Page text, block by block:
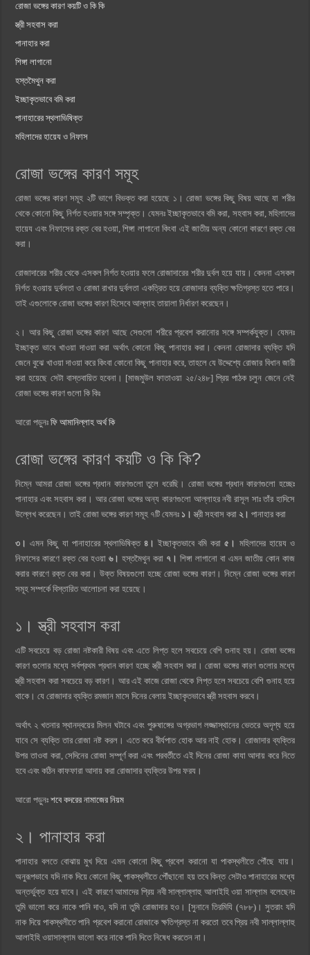
রোজা ভঙ্গের কারণ কয়টি ও কি কি
স্ত্রী সহবাস করা
পানাহার করা
শিঙ্গা লাগানো
হস্তমৈথুন করা
ইচ্ছাকৃতভাবে বমি করা
পানাহারের স্থলাভিষিক্ত
মহিলাদের হায়েয ও নিফাস
রোজা ভঙ্গের কারণ সমূহ
রোজা ভঙ্গের কারণ সমূহ ২টি ভাগে বিভক্ত করা হয়েছে ১। রোজা ভঙ্গের কিছু বিষয় আছে যা শরীর
থেকে কোনো কিছু নির্গত হওয়ার সঙ্গে সম্পৃক্ত। যেমনঃ ইচ্ছাকৃতভাবে বমি করা, সহবাস করা, মহিলাদের
হায়েয এবং নিফাসের রক্ত বের হওয়া, শিঙ্গা লাগানো কিংবা এই জাতীয় অন্য কোনো কারণে রক্ত বের
করা।
রোজাদারের শরীর থেকে এসকল নির্গত হওয়ার ফলে রোজাদারের শরীর দুর্বল হয়ে যায়। কেননা এসকল
নির্গত হওয়ায় দুর্বলতা ও রোজা রাখার দুর্বলতা একত্রিত হয়ে রোজাদার ব্যক্তি ক্ষতিগ্রস্ত হতে পারে।
তাই এগুলোকে রোজা ভঙ্গের কারণ হিসেবে আল্লাহ তায়ালা নির্ধারণ করেছেন।
২। আর কিছু রোজা ভঙ্গের কারণ আছে সেগুলো শরীরে প্রবেশ করানোর সঙ্গে সম্পর্কযুক্ত। যেমনঃ
ইচ্ছাকৃত ভাবে খাওয়া দাওয়া করা অর্থাৎ কোনো কিছু পানাহার করা। কেননা রোজাদার ব্যক্তি যদি
জেনে বুঝে খাওয়া দাওয়া করে কিংবা কোনো কিছু পানাহার করে, তাহলে যে উদ্দেশ্যে রোজার বিধান জারী
করা হয়েছে সেটা বাস্তবায়িত হবেনা। [মাজমুউল ফাতাওয়া ২৫/২৪৮] প্রিয় পাঠক চলুন জেনে নেই
রোজা ভঙ্গের কারণ গুলো কি কিঃ
আরো পড়ুনঃফি আমানিল্লাহ অর্থ কি
রোজা ভঙ্গের কারণ কয়টি ও কি কি?
নিম্নে আমরা রোজা ভঙ্গের প্রধান কারণগুলো তুলে ধরেছি। রোজা ভঙ্গের প্রধান কারণগুলো হচ্ছেঃ
পানাহার এবং সহবাস করা। আর রোজা ভঙ্গের অন্য কারণগুলো আল্লাহর নবী রাসূল সাঃ তাঁর হাদিসে
উল্লেখ করেছেন। তাই রোজা ভঙ্গের কারণ সমূহ ৭টি যেমনঃ ১। স্ত্রী সহবাস করা২। পানাহার করা
৩। এমন কিছু যা পানাহারের স্থলাভিষিক্ত ৪। ইচ্ছাকৃতভাবে বমি করা ৫। মহিলাদের হায়েয ও
নিফাসের কারণে রক্ত বের হওয়া৬। হস্তমৈথুন করা ৭। শিঙ্গা লাগানো বা এমন জাতীয় কোন কাজ
করার কারণে রক্ত বের করা। উক্ত বিষয়গুলো হচ্ছে রোজা ভঙ্গের কারণ। নিম্নে রোজা ভঙ্গের কারণ
সমূহ সম্পর্কে বিস্তারিত আলোচনা করা হয়েছে।
১। স্ত্রী সহবাস করা
এটি সবচেয়ে বড় রোজা নষ্টকারী বিষয় এবং এতে লিপ্ত হলে সবচেয়ে বেশি গুনাহ হয়। রোজা ভঙ্গের
কারণ গুলোর মধ্যে সর্বপ্রথম প্রধান কারণ হচ্ছে স্ত্রী সহবাস করা। রোজা ভঙ্গের কারণ গুলোর মধ্যে
স্ত্রী সহবাস করা সবচেয়ে বড় কারণ। আর এই কাজে রোজা থেকে লিপ্ত হলে সবচেয়ে বেশি গুনাহ হয়ে
থাকে। যে রোজাদার ব্যক্তি রমজান মাসে দিনের বেলায় ইচ্ছাকৃতভাবে স্ত্রী সহবাস করবে।
অর্থাৎ ২ খতনার স্থানদ্বয়ের মিলন ঘটাবে এবং পুরুষাঙ্গের অগ্রভাগ লজ্জাস্থানের ভেতরে অদৃশ্য হয়ে
যাবে সে ব্যক্তি তার রোজা নষ্ট করল। এতে করে বীর্যপাত হোক আর নাই হোক। রোজাদার ব্যক্তির
উপর তাওবা করা, সেদিনের রোজা সম্পূর্ণ করা এবং পরবর্তীতে এই দিনের রোজা কাযা আদায় করে নিতে
হবে এবং কঠিন কাফফারা আদায় করা রোজাদার ব্যক্তির উপর ফরয।
আরো পড়ুনঃশবে কদরের নামাজের নিয়ম
২। পানাহার করা
পানাহার বলতে বোঝায় মুখ দিয়ে এমন কোনো কিছু প্রবেশ করানো যা পাকস্থলীতে পৌঁছে যায়।
অনুরূপভাবে যদি নাক দিয়ে কোনো কিছু পাকস্থলীতে পৌঁছানো হয় তবে কিন্ত সেটাও পানাহারের মধ্যে
অন্তর্ভুক্ত হয়ে যাবে। এই কারণে আমাদের প্রিয় নবী সাল্লাল্লাহু আলাইহি ওয়া সাল্লাম বলেছেনঃ
তুমি ভালো করে নাকে পানি দাও, যদি না তুমি রোজাদার হও। [সুনানে তিরমিযি (৭৮৮)। সুতরাং যদি
নাক দিয়ে পাকস্থলীতে পানি প্রবেশ করানো রোজাকে ক্ষতিগ্রস্ত না করতো তবে প্রিয় নবী সাল্লাল্লাহু
আলাইহি ওয়াসাল্লাম ভালো করে নাকে পানি দিতে নিষেধ করতেন না।